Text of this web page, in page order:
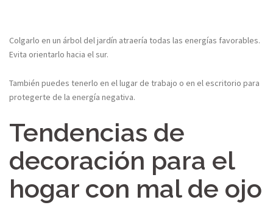
Colgarlo en un árbol del jardín atraería todas las energías favorables.
Evita orientarlo hacia el sur.
También puedes tenerlo en el lugar de trabajo o en el escritorio para
protegerte de la energía negativa.
Tendencias de
decoración para el
hogar con mal de ojo